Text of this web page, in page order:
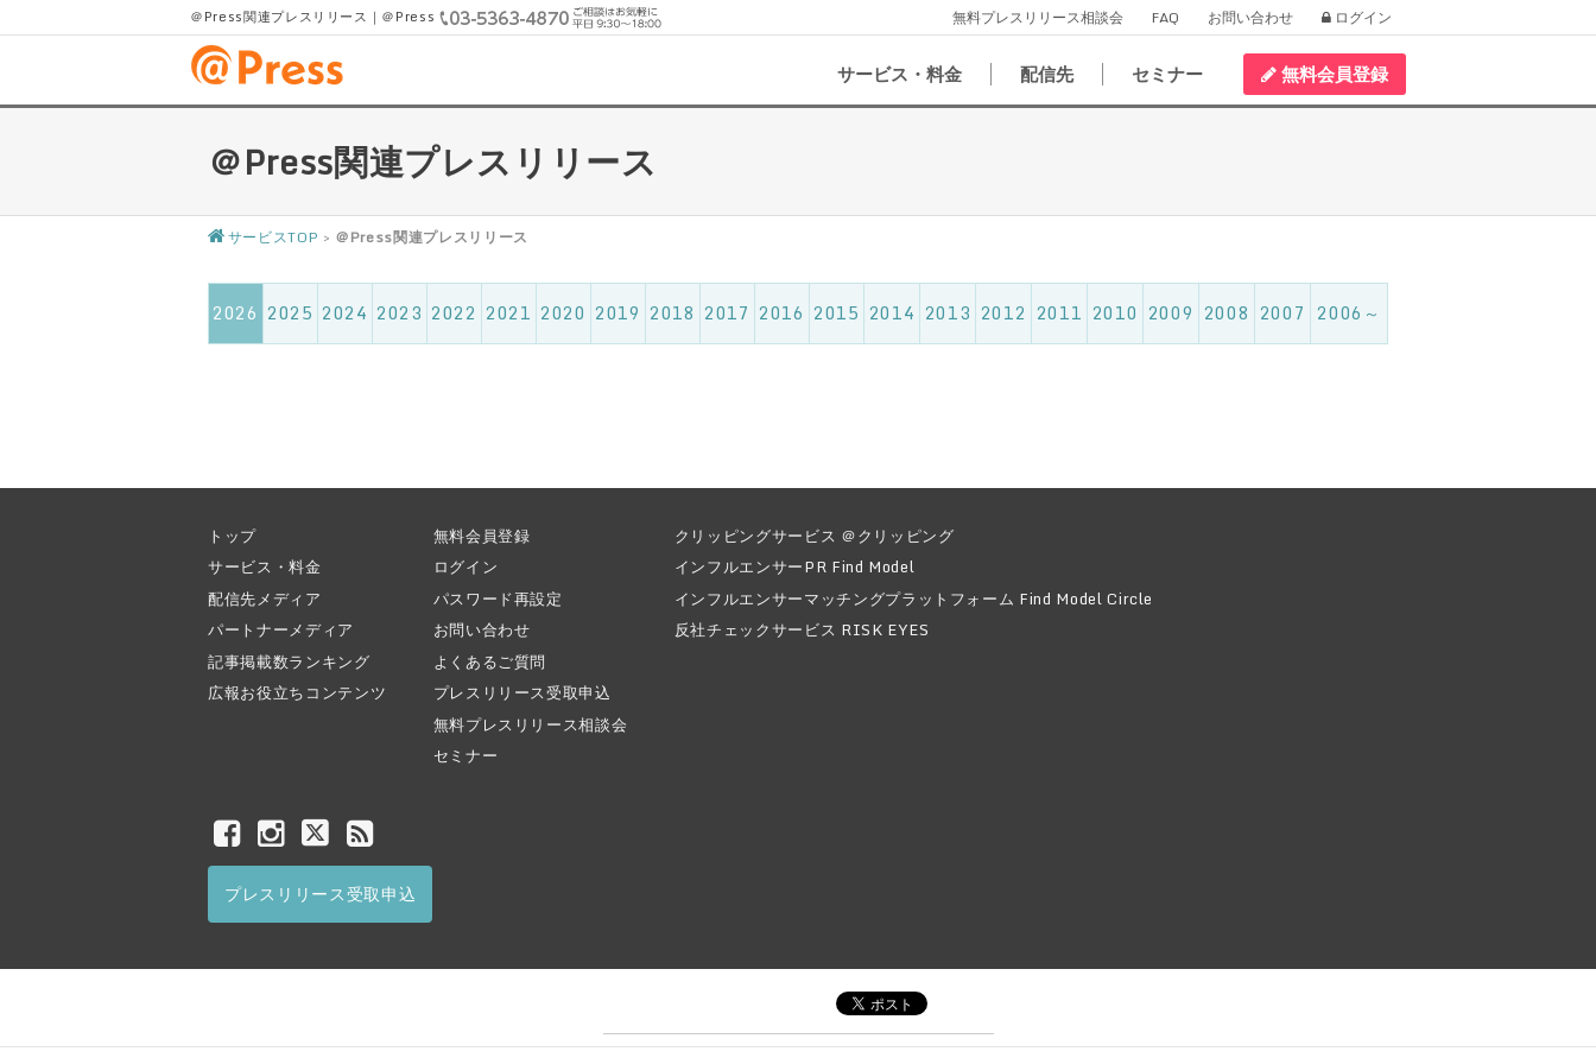
＠Press関連プレスリリース｜＠Press 無料プレスリリース相談会 FAQ お問い合わせ ログイン
サービス・料金 配信先 セミナー 無料会員登録
＠Press関連プレスリリース
サービスTOP > ＠Press関連プレスリリース
2026 2025 2024 2023 2022 2021 2020 2019 2018 2017 2016 2015 2014 2013 2012 2011 2010 2009 2008 2007 2006～
トップ
サービス・料金
配信先メディア
パートナーメディア
記事掲載数ランキング
広報お役立ちコンテンツ
無料会員登録
ログイン
パスワード再設定
お問い合わせ
よくあるご質問
プレスリリース受取申込
無料プレスリリース相談会
セミナー
クリッピングサービス ＠クリッピング
インフルエンサーPR Find Model
インフルエンサーマッチングプラットフォーム Find Model Circle
反社チェックサービス RISK EYES
プレスリリース受取申込